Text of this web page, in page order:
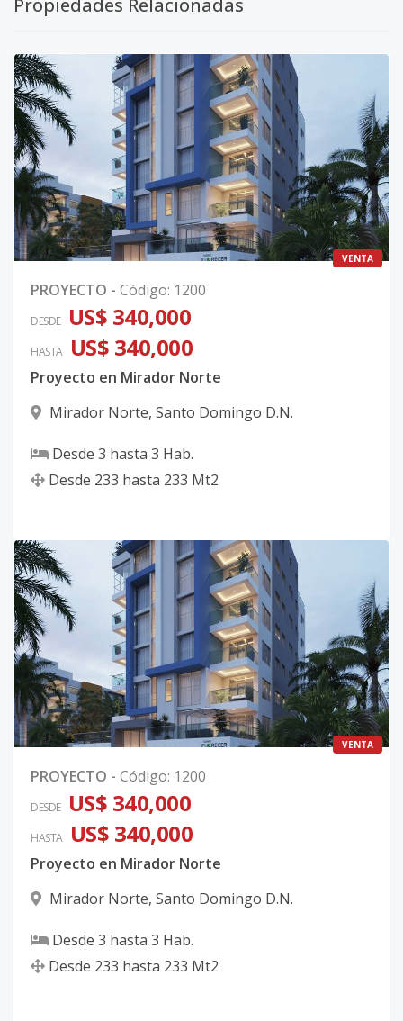
Propiedades Relacionadas
VENTA
PROYECTO - Código: 1200
DESDE US$ 340,000
HASTA US$ 340,000
Proyecto en Mirador Norte
Mirador Norte, Santo Domingo D.N.
Desde 3 hasta 3 Hab.
Desde 233 hasta 233 Mt2
VENTA
PROYECTO - Código: 1200
DESDE US$ 340,000
HASTA US$ 340,000
Proyecto en Mirador Norte
Mirador Norte, Santo Domingo D.N.
Desde 3 hasta 3 Hab.
Desde 233 hasta 233 Mt2